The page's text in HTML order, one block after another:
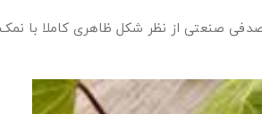
صنعتی از نظر شکل ظاهری کاملا با